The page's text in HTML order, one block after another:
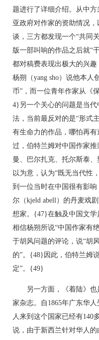
题进行了详细介绍。从中
亚政府对作家的资助情况
谈，三方都发现一个“共同
版一部叫响的作品之后就“
都对稿费表现出极大的兴
杨朔（yang sho）说他本人
币”，而一位青年作家从《
4}另一个关心的问题是当
法，当前最反对的是“形式
有生命力的作品，哪怕再
过，伯特兰姆对中国作家
曼、巴尔扎克、托尔斯泰
以为意，认为“既无当代性
到一位当时在中国很有影
尔（kjeld abell）的丹麦戏
想家。{47}在触及中国文学
相信杨朔所说“中国作家有
于胡风问题的评论，说“胡
的”。{48}因此，伯特兰姆
定”。{49}
另一方面，《着陆》也
家杂志。自1865年广东华
人来到这个国家已经有140
说，由于新西兰针对华人